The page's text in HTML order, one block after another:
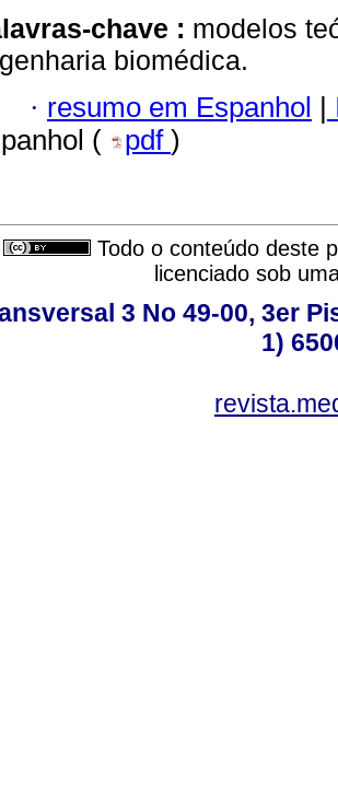
chave : modelos
biomédica.
· resumo em Espanhol |
(
pdf )
Todo o conteúdo deste
licenciado sob
3 No 49-00, 3er
1)